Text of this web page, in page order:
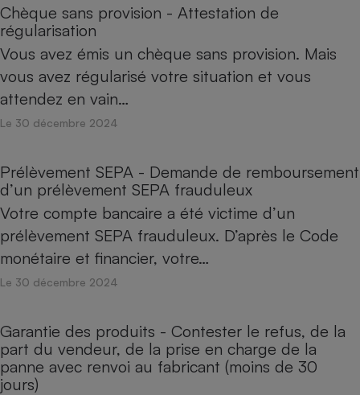
Chèque sans provision - Attestation de
régularisation
Vous avez émis un chèque sans provision. Mais
vous avez régularisé votre situation et vous
attendez en vain…
Le 30 décembre 2024
Prélèvement SEPA - Demande de remboursement
d’un prélèvement SEPA frauduleux
Votre compte bancaire a été victime d’un
prélèvement SEPA frauduleux. D’après le Code
monétaire et financier, votre…
Le 30 décembre 2024
Garantie des produits - Contester le refus, de la
part du vendeur, de la prise en charge de la
panne avec renvoi au fabricant (moins de 30
jours)